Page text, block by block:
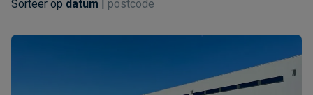
Sorteer op datum postcode